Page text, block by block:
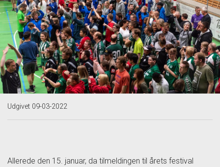
Udgivet 09-03-2022
Allerede den 15. januar, da tilmeldingen til årets festival